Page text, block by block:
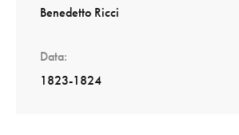
Benedetto Ricci
Data
1823-1824